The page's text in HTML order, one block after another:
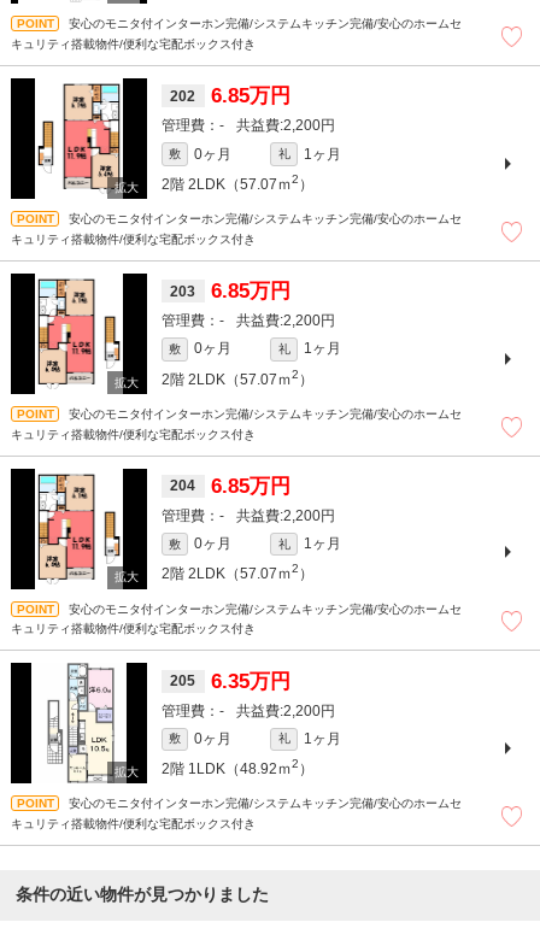
安心のモニタ付インターホン完備/システムキッチン完備/安心のホームセ
キュリティ搭載物件/便利な宅配ボックス付き
202 6.85万円
- 2,200円
敷 0ヶ月 礼
1ヶ月
2階 2LDK（57.07ｍ2 ）
安心のモニタ付インターホン完備/システムキッチン完備/安心のホームセ
キュリティ搭載物件/便利な宅配ボックス付き
203 6.85万円
- 2,200円
敷 0ヶ月 礼
1ヶ月
2階 2LDK（57.07ｍ2 ）
安心のモニタ付インターホン完備/システムキッチン完備/安心のホームセ
キュリティ搭載物件/便利な宅配ボックス付き
204 6.85万円
- 2,200円
敷 0ヶ月 礼
1ヶ月
2階 2LDK（57.07ｍ2 ）
安心のモニタ付インターホン完備/システムキッチン完備/安心のホームセ
キュリティ搭載物件/便利な宅配ボックス付き
205 6.35万円
- 2,200円
敷 0ヶ月 礼
1ヶ月
2階 1LDK（48.92ｍ2 ）
安心のモニタ付インターホン完備/システムキッチン完備/安心のホームセ
キュリティ搭載物件/便利な宅配ボックス付き
条件の近い物件が見つかりました